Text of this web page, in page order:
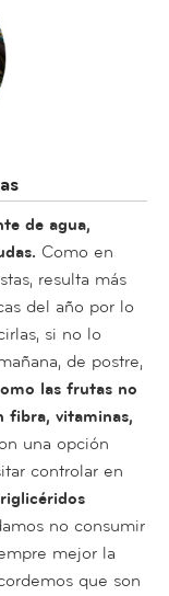
de agua,
Como en
resulta más
del año por lo
si no lo
de postre,
las frutas no
fibra, vitaminas,
una opción
controlar en
no consumir
mejor la
que son